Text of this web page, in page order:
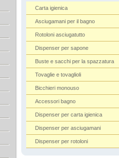
Carta igienica
Asciugamani per il bagno
Rotoloni asciugatutto
Dispenser per sapone
Buste e sacchi per la spazzatura
Tovaglie e tovaglioli
Bicchieri monouso
Accessori bagno
Dispenser per carta igienica
Dispenser per asciugamani
Dispenser per rotoloni